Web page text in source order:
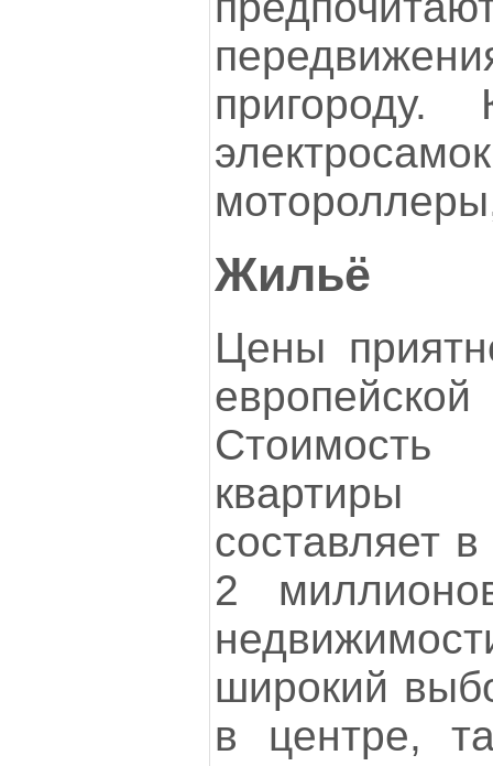
Жильё
Цены
Стоимость
составляет
2
широкий
в центре,